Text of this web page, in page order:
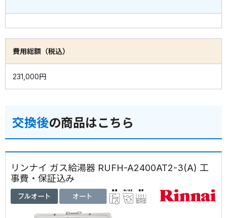
費用総額（税込）
231,000円
交換後の商品はこちら
リンナイ ガス給湯器 RUFH-A2400AT2-3(A) 工
事費・保証込み